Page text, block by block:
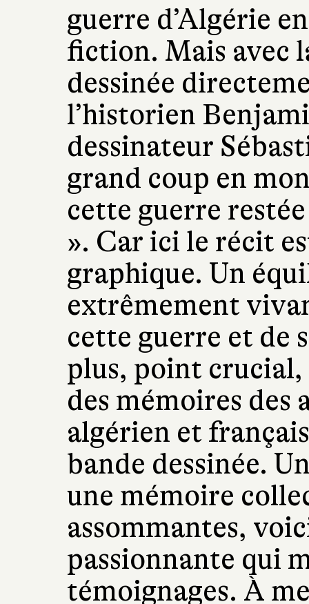
guerre d’Algérie
fiction. Mais avec
dessinée
l’historien
dessinateur
grand coup en
cette guerre
». Car ici le récit
graphique. Un
extrêmement
cette guerre et de
plus, point
des mémoires des
algérien et
bande dessinée.
une mémoire
assommantes,
passionnante qui
témoignages. À